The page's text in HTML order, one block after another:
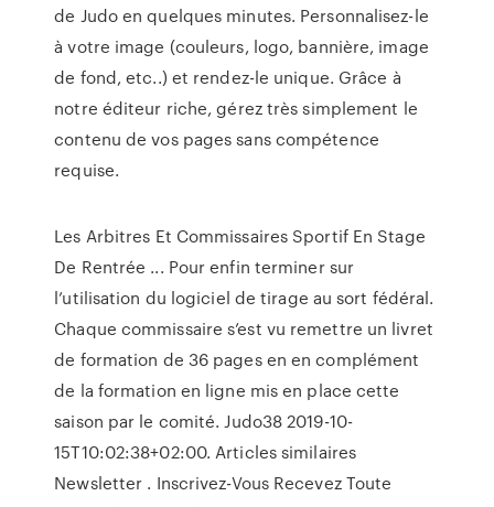
de Judo en quelques minutes. Personnalisez-le
à votre image (couleurs, logo, bannière, image
de fond, etc..) et rendez-le unique. Grâce à
notre éditeur riche, gérez très simplement le
contenu de vos pages sans compétence
requise.
Les Arbitres Et Commissaires Sportif En Stage
De Rentrée ... Pour enfin terminer sur
l’utilisation du logiciel de tirage au sort fédéral.
Chaque commissaire s’est vu remettre un livret
de formation de 36 pages en en complément
de la formation en ligne mis en place cette
saison par le comité. Judo38 2019-10-
15T10:02:38+02:00. Articles similaires
Newsletter . Inscrivez-Vous Recevez Toute